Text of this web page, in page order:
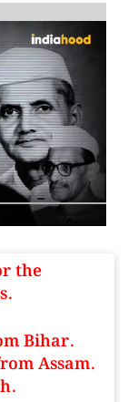
the
Bihar.
Assam.